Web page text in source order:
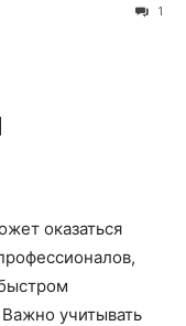
1
оказаться
учитывать